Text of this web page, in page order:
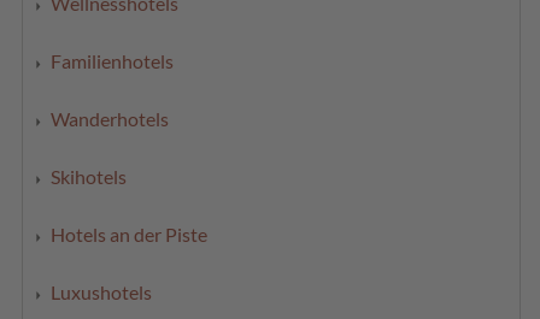
Familienhotels
Wanderhotels
Skihotels
Hotels an der Piste
Luxushotels